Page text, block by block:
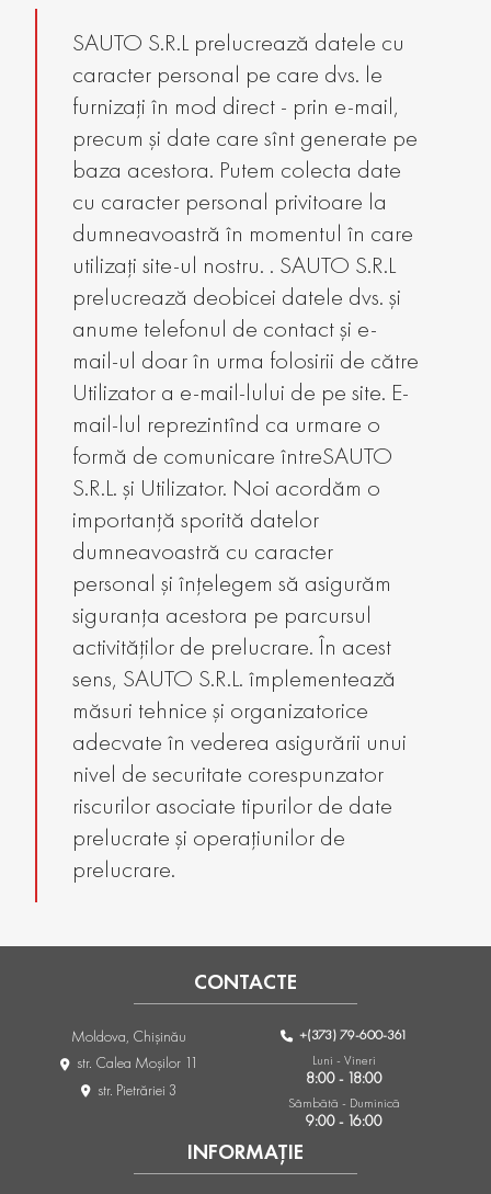
SAUTO S.R.L prelucrează datele cu
caracter personal pe care dvs. le
furnizați în mod direct - prin e-mail,
precum și date care sînt generate pe
baza acestora. Putem colecta date
cu caracter personal privitoare la
dumneavoastră în momentul în care
utilizați site-ul nostru. . SAUTO S.R.L
prelucrează deobicei datele dvs. și
anume telefonul de contact și e-
mail-ul doar în urma folosirii de către
Utilizator a e-mail-lului de pe site. E-
mail-lul reprezintînd ca urmare o
formă de comunicare întreSAUTO
S.R.L. și Utilizator. Noi acordăm o
importanță sporită datelor
dumneavoastră cu caracter
personal și înțelegem să asigurăm
siguranța acestora pe parcursul
activităților de prelucrare. În acest
sens, SAUTO S.R.L. împlementează
măsuri tehnice și organizatorice
adecvate în vederea asigurării unui
nivel de securitate corespunzator
riscurilor asociate tipurilor de date
prelucrate și operațiunilor de
prelucrare.
INFORMAȚIE
CONTACTE
Moldova, Chişinău
str. Calea Moşilor 11
str. Pietrăriei 3
+(373) 79-600-361
Luni - Vineri
8:00 - 18:00
Sâmbătă - Duminică
9:00 - 16:00